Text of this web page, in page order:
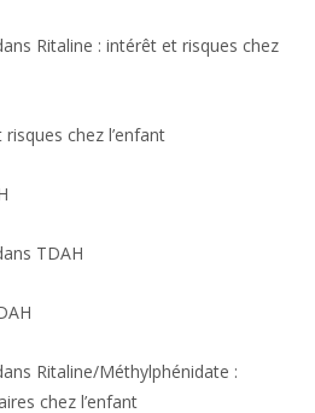
Ritaline : intérêt et risques chez
chez l’enfant
TDAH
Ritaline/Méthylphénidate :
chez l’enfant